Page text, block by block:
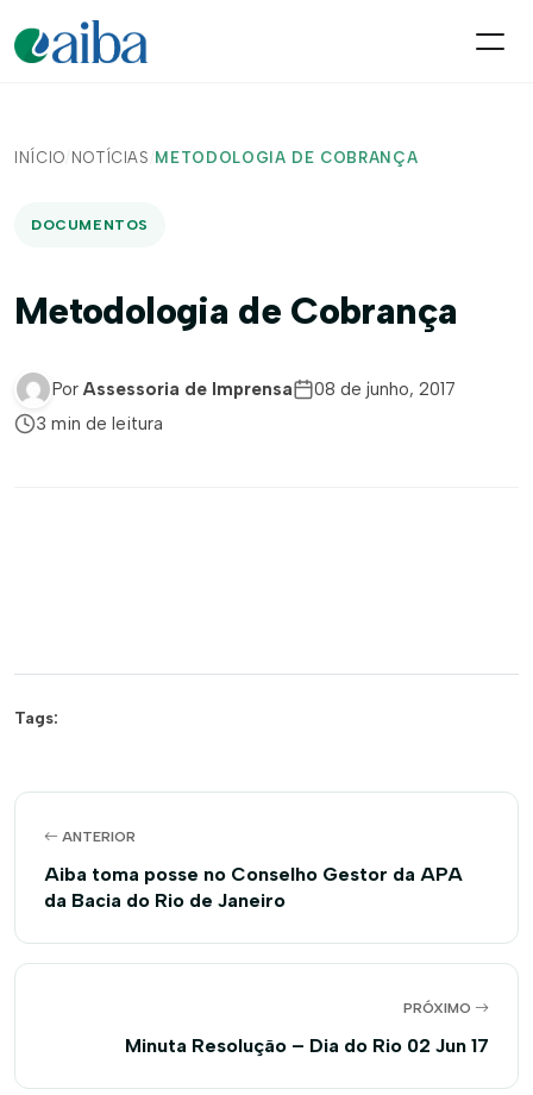
INÍCIO/ NOTÍCIAS / METODOLOGIA DE COBRANÇA
DOCUMENTOS
Metodologia de Cobrança
Por Assessoria de Imprensa
08 de junho, 2017
3 min de leitura
Tags:
ANTERIOR
Aiba toma posse no Conselho Gestor da APA
da Bacia do Rio de Janeiro
PRÓXIMO
Minuta Resolução – Dia do Rio 02 Jun 17